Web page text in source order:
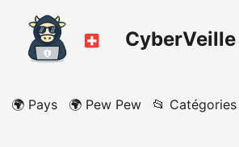
CyberVeille
🌍 Pays 🌍 Pew Pew 📂 Catégories